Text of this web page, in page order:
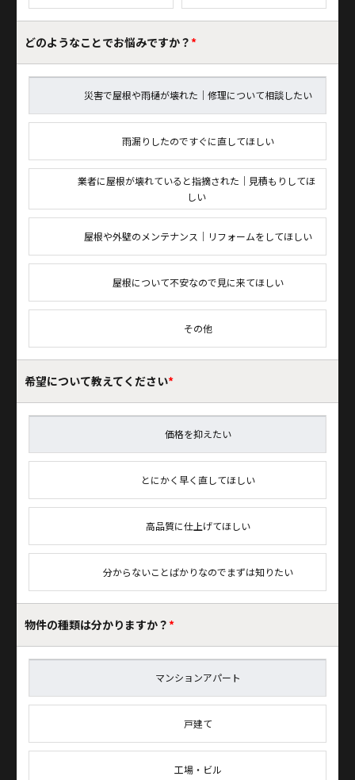
どのようなことでお悩みですか？*
災害で屋根や雨樋が壊れた｜修理について相談したい
雨漏りしたのですぐに直してほしい
業者に屋根が壊れていると指摘された｜見積もりしてほ
しい
屋根や外壁のメンテナンス｜リフォームをしてほしい
屋根について不安なので見に来てほしい
その他
希望について教えてください*
価格を抑えたい
とにかく早く直してほしい
高品質に仕上げてほしい
分からないことばかりなのでまずは知りたい
物件の種類は分かりますか？*
マンションアパート
戸建て
工場・ビル